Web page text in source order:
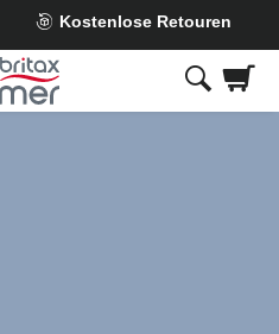
Kostenlose Retouren